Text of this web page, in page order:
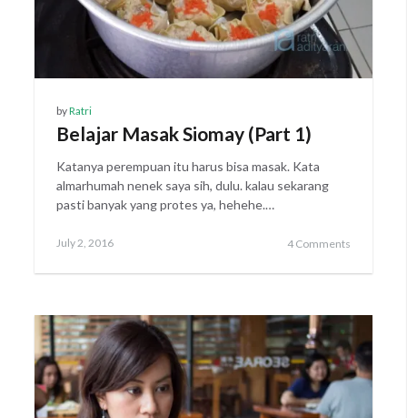
byRatri
Belajar Masak Siomay (Part 1)
Katanya perempuan itu harus bisa masak. Kata
almarhumah nenek saya sih, dulu. kalau sekarang
pasti banyak yang protes ya, hehehe.…
4 Comments
Posted
July 2, 2016July